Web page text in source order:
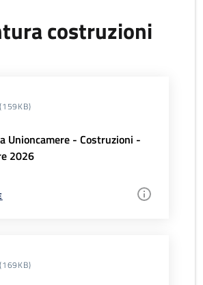
costruzioni
(159KB)
Unioncamere - Costruzioni -
2026
(169KB)